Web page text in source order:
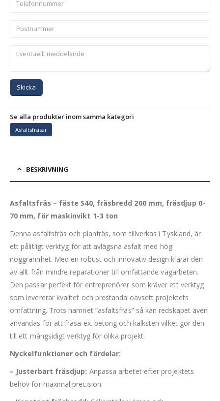
Skicka
Se alla produkter inom samma kategori
Asfaltsfräsar
BESKRIVNING
Asfaltsfräs – fäste S40, fräsbredd 200 mm, fräsdjup 0-
70 mm, för maskinvikt 1-3 ton
Denna asfaltsfräs och planfräs, som tillverkas i Tyskland, är
ett pålitligt verktyg för att avlägsna asfalt med hög
noggrannhet. Med en robust och innovativ design klarar den
av allt från mindre reparationer till omfattande vägarbeten.
Den passar perfekt för entreprenörer som kräver ett verktyg
som levererar kvalitet och prestanda oavsett projektets
omfattning. Trots namnet ”asfaltsfräs” så kan redskapet även
användas för att fräsa ex. betong och kalksten vilket gör den
till ett mångsidigt verktyg för olika projekt.
Nyckelfunktioner och fördelar:
– Justerbart fräsdjup: Anpassa arbetet efter projektets
behov för maximal precision.